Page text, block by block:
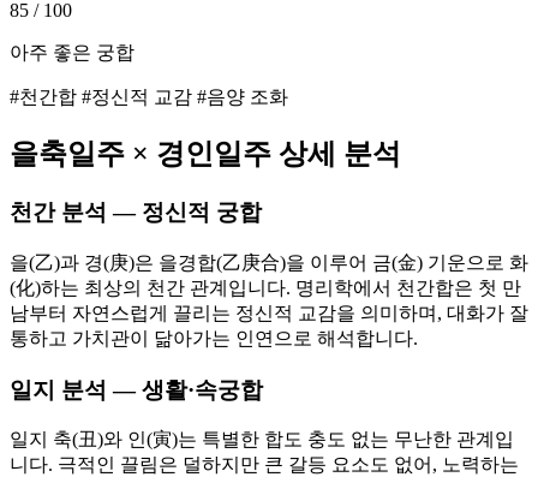
85 / 100
아주 좋은 궁합
#천간합 #정신적 교감 #음양 조화
을축일주 × 경인일주 상세 분석
천간 분석 — 정신적 궁합
을(乙)과 경(庚)은 을경합(乙庚合)을 이루어 금(金) 기운으로 화
(化)하는 최상의 천간 관계입니다. 명리학에서 천간합은 첫 만
남부터 자연스럽게 끌리는 정신적 교감을 의미하며, 대화가 잘
통하고 가치관이 닮아가는 인연으로 해석합니다.
일지 분석 — 생활·속궁합
일지 축(丑)와 인(寅)는 특별한 합도 충도 없는 무난한 관계입
니다. 극적인 끌림은 덜하지만 큰 갈등 요소도 없어, 노력하는